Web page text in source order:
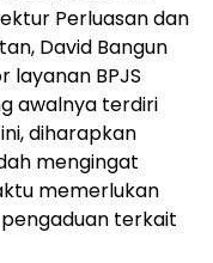
Perluasan dan
David Bangun
layanan BPJS
awalnya terdiri
diharapkan
mengingat
memerlukan
terkait